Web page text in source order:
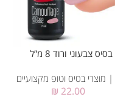
₪ 22.00